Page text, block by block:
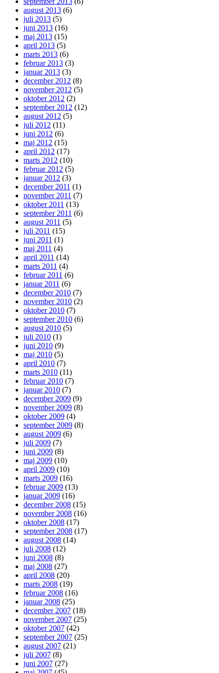
august 2013 (6)
juli 2013 (5)
juni 2013 (16)
maj 2013 (15)
april 2013 (5)
marts 2013 (6)
februar 2013 (3)
januar 2013 (3)
december 2012 (8)
november 2012 (5)
oktober 2012 (2)
september 2012 (12)
august 2012 (5)
juli 2012 (11)
juni 2012 (6)
maj 2012 (15)
april 2012 (17)
marts 2012 (10)
februar 2012 (5)
januar 2012 (3)
december 2011 (1)
november 2011 (7)
oktober 2011 (13)
september 2011 (6)
august 2011 (5)
juli 2011 (15)
juni 2011 (1)
maj 2011 (4)
april 2011 (14)
marts 2011 (4)
februar 2011 (6)
januar 2011 (6)
december 2010 (7)
november 2010 (2)
oktober 2010 (7)
september 2010 (6)
august 2010 (5)
juli 2010 (1)
juni 2010 (9)
maj 2010 (5)
april 2010 (7)
marts 2010 (11)
februar 2010 (7)
januar 2010 (7)
december 2009 (9)
november 2009 (8)
oktober 2009 (4)
september 2009 (8)
august 2009 (6)
juli 2009 (7)
juni 2009 (8)
maj 2009 (10)
april 2009 (10)
marts 2009 (16)
februar 2009 (13)
januar 2009 (16)
december 2008 (15)
november 2008 (16)
oktober 2008 (17)
september 2008 (17)
august 2008 (14)
juli 2008 (12)
juni 2008 (8)
maj 2008 (27)
april 2008 (20)
marts 2008 (19)
februar 2008 (16)
januar 2008 (25)
december 2007 (18)
november 2007 (25)
oktober 2007 (42)
september 2007 (25)
august 2007 (21)
juli 2007 (8)
juni 2007 (27)